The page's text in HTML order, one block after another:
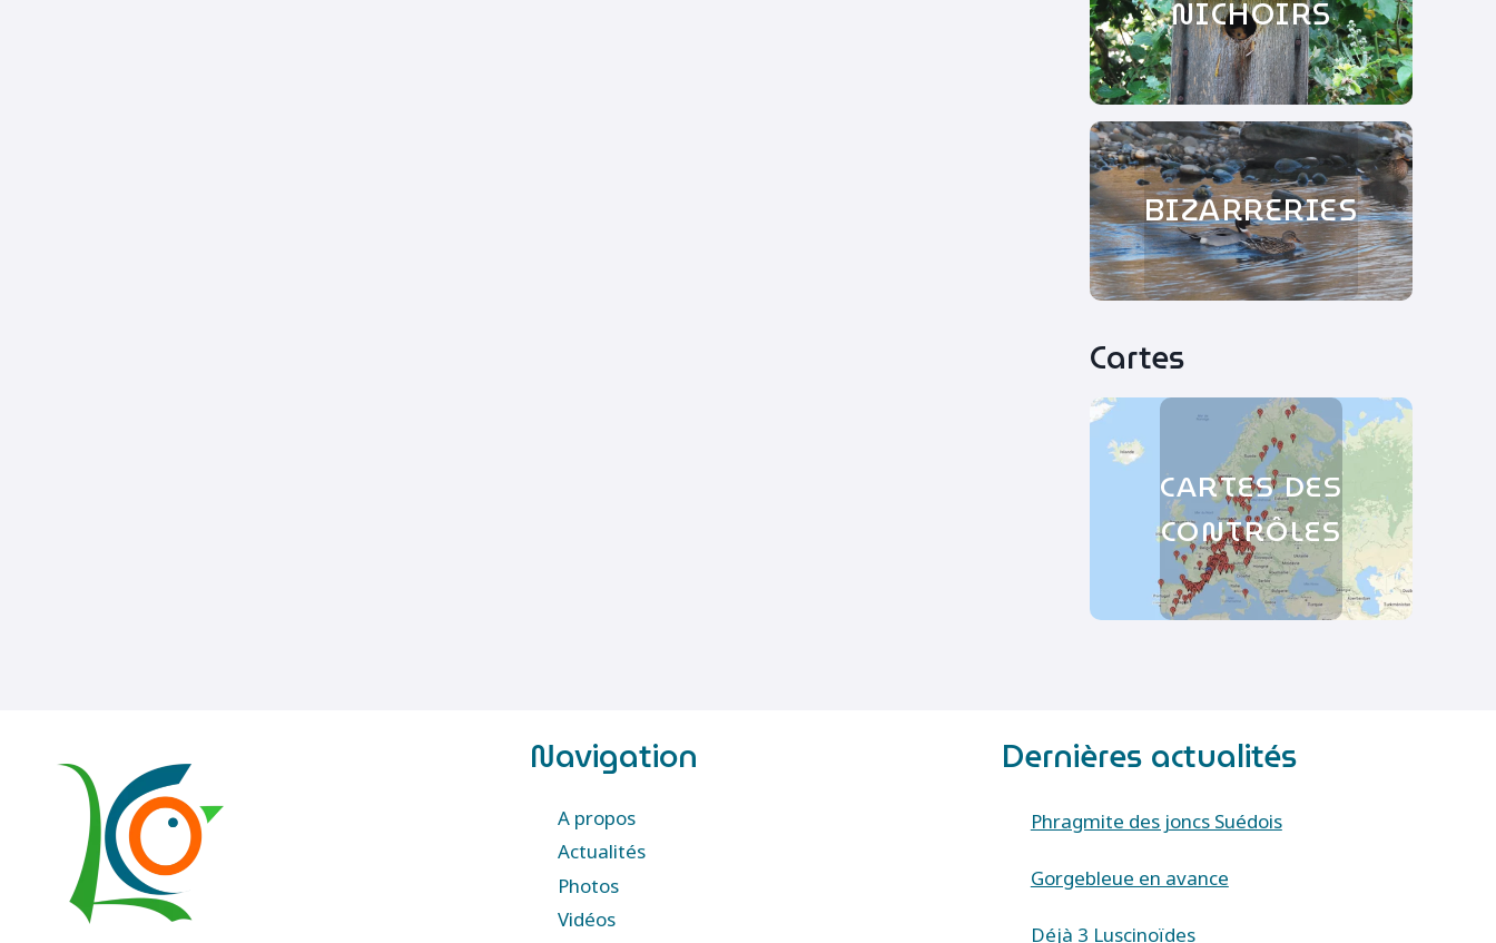
NICHOIRS
BIZARRERIES
Cartes
CARTES DES
CONTRÔLES
Navigation
A propos
Actualités
Photos
Vidéos
Dernières actualités
Phragmite des joncs Suédois
Gorgebleue en avance
Déjà 3 Luscinoïdes